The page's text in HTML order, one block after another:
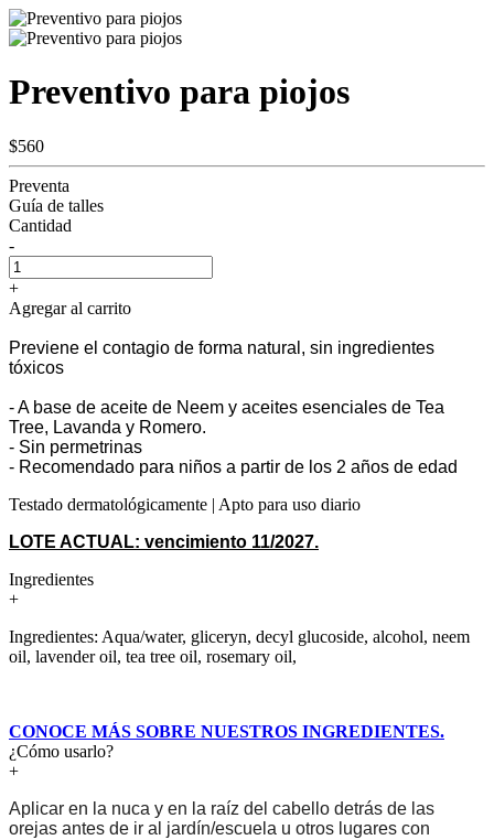
Preventivo para piojos
$560
Preventa
Guía de talles
Cantidad
-
+
Agregar al carrito
Previene el contagio de forma natural, sin ingredientes
tóxicos
- A base de aceite de Neem y aceites esenciales de Tea
Tree, Lavanda y Romero.
- Sin permetrinas
- Recomendado para niños a partir de los 2 años de edad
Testado dermatológicamente | Apto para uso diario
LOTE ACTUAL: vencimiento 11/2027.
Ingredientes
+
Ingredientes: Aqua/water, gliceryn, decyl glucoside, alcohol, neem
oil, lavender oil, tea tree oil, rosemary oil,
CONOCE MÁS SOBRE NUESTROS INGREDIENTES.
¿Cómo usarlo?
+
Aplicar en la nuca y en la raíz del cabello detrás de las
orejas antes de ir al jardín/escuela u otros lugares con